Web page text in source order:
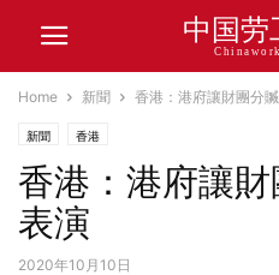
中国劳
Home 新聞 香港：港府讓財團分
新聞 香港
香港：港府讓
表演
2020年10月10日